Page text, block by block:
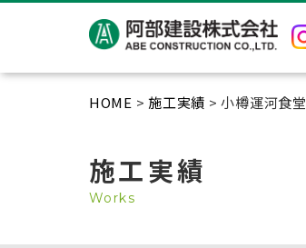
HOME >施工実績 > 小樽運河食堂
施工実績
Works